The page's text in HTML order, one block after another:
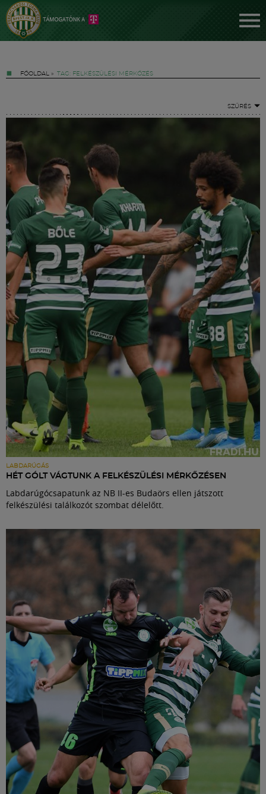
FŐOLDAL » TAG: FELKÉSZÜLÉSI MÉRKŐZÉS
SZŰRÉS
LABDARÚGÁS
HÉT GÓLT VÁGTUNK A FELKÉSZÜLÉSI MÉRKŐZÉSEN
Labdarúgócsapatunk az NB II-es Budaörs ellen játszott
felkészülési találkozót szombat délelőtt.
Jegyek
FM YouTube +
Hírek
Labdarúgás
Szakosztályok
Meccscenter
Klub
Szolgáltatások
Shop
Közösség
Múzeum
English